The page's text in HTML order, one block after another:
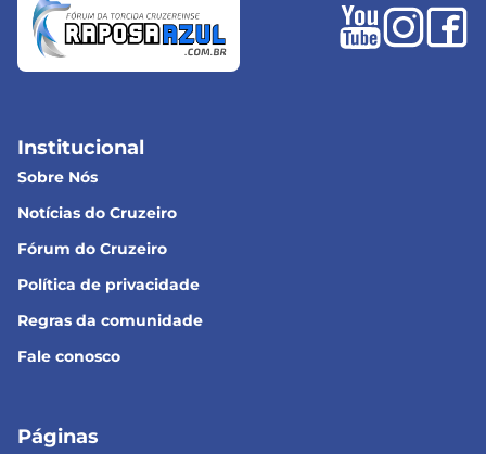
Institucional
Sobre Nós
Notícias do Cruzeiro
Fórum do Cruzeiro
Política de privacidade
Regras da comunidade
Fale conosco
Páginas